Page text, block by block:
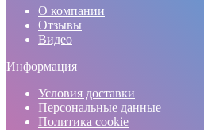
О компании
Отзывы
Видео
Информация
Условия доставки
Персональные данные
Политика cookie